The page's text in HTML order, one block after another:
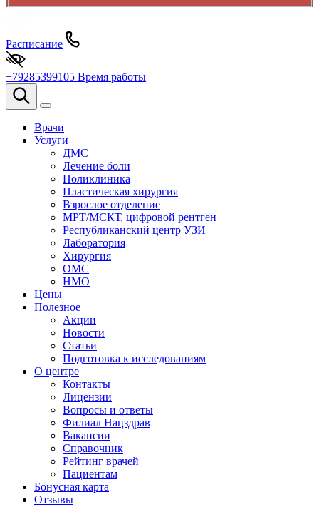
Расписание
+79285399105 Время работы
Врачи
Услуги
ДМС
Лечение боли
Поликлиника
Пластическая хирургия
Взрослое отделение
МРТ/МСКТ, цифровой рентген
Республиканский центр УЗИ
Лаборатория
Хирургия
ОМС
НМО
Цены
Полезное
Акции
Новости
Статьи
Подготовка к исследованиям
О центре
Контакты
Лицензии
Вопросы и ответы
Филиал Нацздрав
Вакансии
Справочник
Рейтинг врачей
Пациентам
Бонусная карта
Отзывы